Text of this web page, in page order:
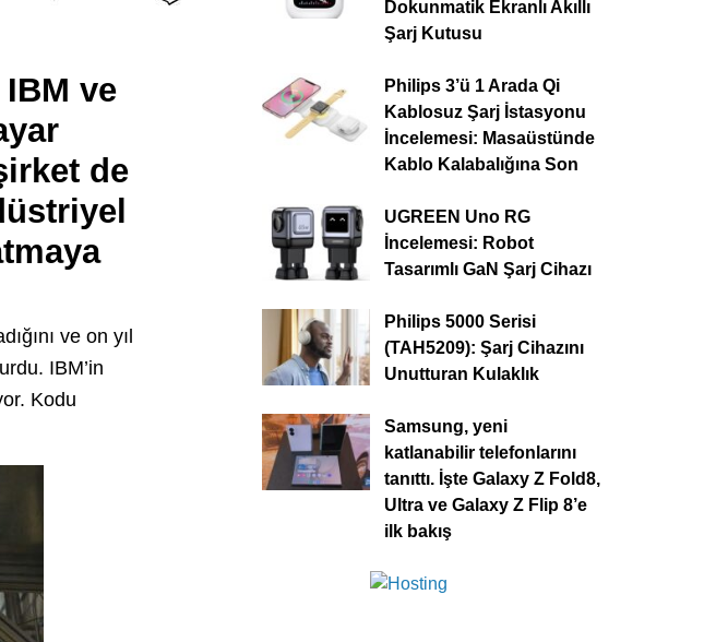
ve
de
ve on yıl
IBM’in
Kodu
Dokunmatik Ekranlı Akıllı
Şarj Kutusu
Philips 3’ü 1 Arada Qi
Kablosuz Şarj İstasyonu
İncelemesi: Masaüstünde
Kablo Kalabalığına Son
UGREEN Uno RG
İncelemesi: Robot
Tasarımlı GaN Şarj Cihazı
Philips 5000 Serisi
(TAH5209): Şarj Cihazını
Unutturan Kulaklık
Samsung, yeni
katlanabilir telefonlarını
tanıttı. İşte Galaxy Z Fold8,
Ultra ve Galaxy Z Flip 8’e
ilk bakış